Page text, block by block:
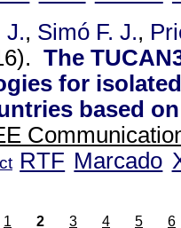
J., Simó F. J.,
The
for
based
RTF Marcado
1 2 3 4 5
6